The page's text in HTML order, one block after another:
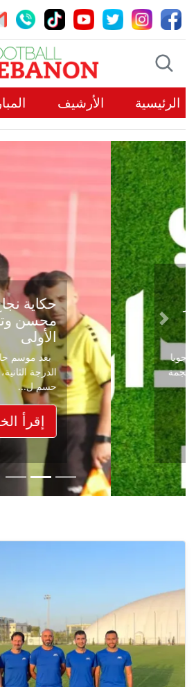
الرئيسية الأرشيف
حكاية نجاح تبدأ من
محسن وتنتهي في
الأولى
بعد موسم حافل بالإثارة
الدرجة الثانية، نجح الإخاء
حسم ل...
إقرأ الخبر
Previous